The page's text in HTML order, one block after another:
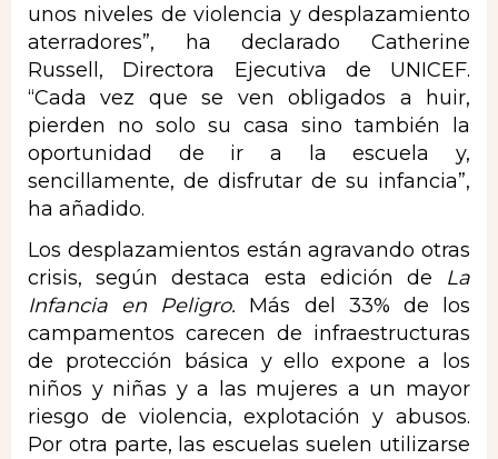
unos niveles de violencia y desplazamiento
aterradores”, ha declarado Catherine
Russell, Directora Ejecutiva de UNICEF.
“Cada vez que se ven obligados a huir,
pierden no solo su casa sino también la
oportunidad de ir a la escuela y,
sencillamente, de disfrutar de su infancia”,
ha añadido.
Los desplazamientos están agravando otras
crisis, según destaca esta edición de La
Infancia en Peligro. Más del 33% de los
campamentos carecen de infraestructuras
de protección básica y ello expone a los
niños y niñas y a las mujeres a un mayor
riesgo de violencia, explotación y abusos.
Por otra parte, las escuelas suelen utilizarse